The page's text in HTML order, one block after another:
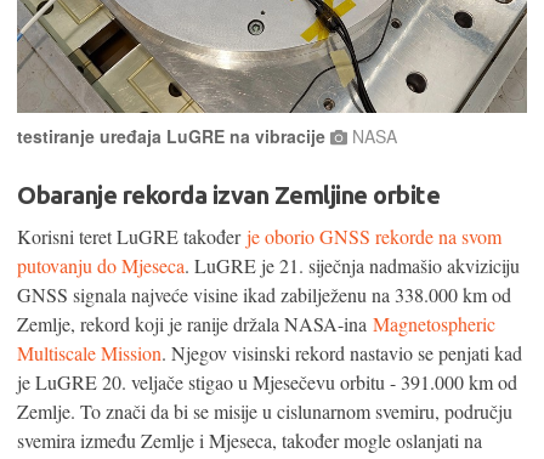
testiranje uređaja LuGRE na vibracije NASA
Obaranje rekorda izvan Zemljine orbite
Korisni teret LuGRE takođerje oborio GNSS rekorde na svom
putovanju do Mjeseca. LuGRE je 21. siječnja nadmašio akviziciju
GNSS signala najveće visine ikad zabilježenu na 338.000 km od
Zemlje, rekord koji je ranije držala NASA-ina Magnetospheric
Multiscale Mission. Njegov visinski rekord nastavio se penjati kad
je LuGRE 20. veljače stigao u Mjesečevu orbitu - 391.000 km od
Zemlje. To znači da bi se misije u cislunarnom svemiru, području
svemira između Zemlje i Mjeseca, također mogle oslanjati na